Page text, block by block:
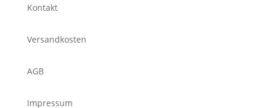
Kontakt
Versandkosten
AGB
Impressum